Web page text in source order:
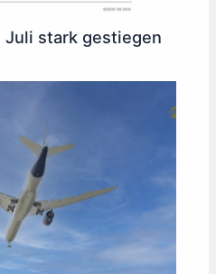
stark gestiegen